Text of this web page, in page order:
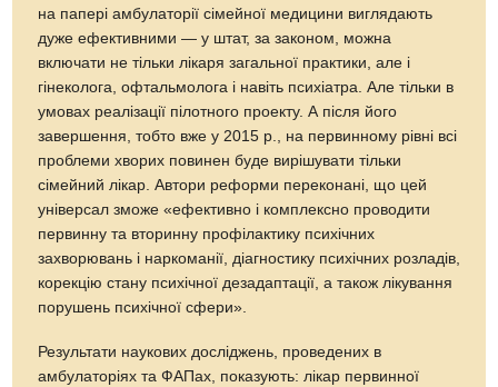
на папері амбулаторії сімейної медицини виглядають
дуже ефективними — у штат, за законом, можна
включати не тільки лікаря загальної практики, але і
гінеколога, офтальмолога і навіть психіатра. Але тільки в
умовах реалізації пілотного проекту. А після його
завершення, тобто вже у 2015 р., на первинному рівні всі
проблеми хворих повинен буде вирішувати тільки
сімейний лікар. Автори реформи переконані, що цей
універсал зможе «ефективно і комплексно проводити
первинну та вторинну профілактику психічних
захворювань і наркоманії, діагностику психічних розладів,
корекцію стану психічної дезадаптації, а також лікування
порушень психічної сфери».
Результати наукових досліджень, проведених в
амбулаторіях та ФАПах, показують: лікар первинної